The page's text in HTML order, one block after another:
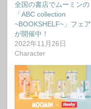
全国の書店でムーミンの
「ABC collection
~BOOKSHELF~」フェア
が開催中！
2022年11月26日
Character